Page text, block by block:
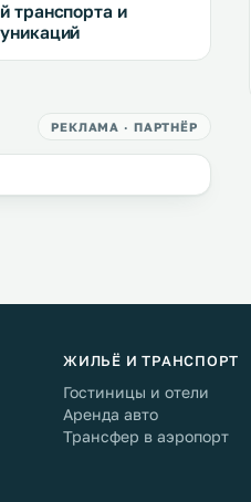
транспорта и
РЕКЛАМА · ПАРТНЁР
ЖИЛЬЁ И ТРАНСПОРТ
Гостиницы и отели
Аренда авто
Трансфер в аэропорт